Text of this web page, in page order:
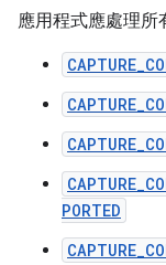
應用程式應處理所
PORTED